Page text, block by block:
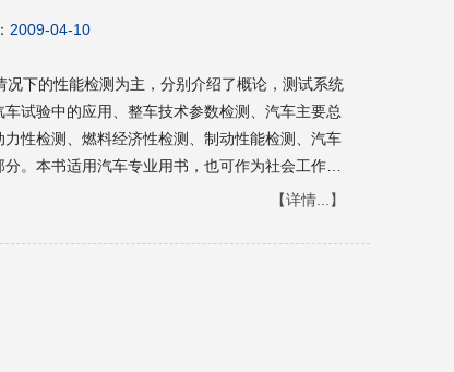
2009-04-10
下的性能检测为主，分别介绍了概论，测试系统
试验中的应用、整车技术参数检测、汽车主要总
性检测、燃料经济性检测、制动性能检测、汽车
。本书适用汽车专业用书，也可作为社会工作人
【详情...】